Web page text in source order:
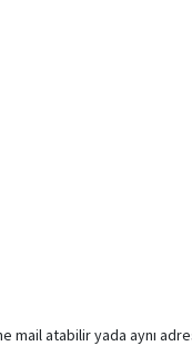
mail atabilir yada aynı